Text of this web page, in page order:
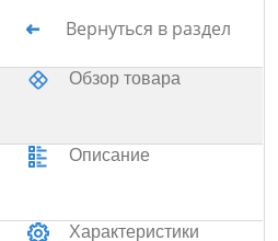
Вернуться в раздел
Обзор товара
Описание
Характеристики